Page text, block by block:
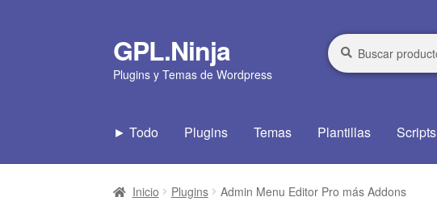
Ir
a
la
Ir
al
contenido
GPL.Ninja
Plugins y Temas de Wordpress
Buscar
por:
Buscar
► Todo Plugins Temas Plantillas Scripts
Inicio Plugins Admin Menu Editor Pro más Addons